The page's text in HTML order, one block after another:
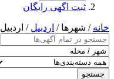
ثبت اگهی رایگان
خانه / شهرها / اردبیل / اردبیل
جستجو